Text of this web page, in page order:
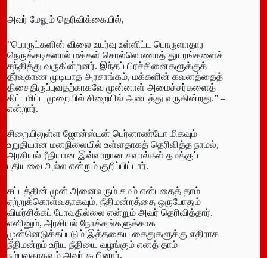
அவர் மேலும் தெரிவிக்கையில்,
“பொருட்களின் விலை உயர்வு உள்ளிட்ட பொருளாதார
நெருக்கடிகளால் மக்கள் சொல்லொணாத் துயரங்களைச்
சந்தித்து வருகின்றனர். இந்தப் பிரச்சினைகளுக்குத்
தீர்வுகாண முடியாத அரசாங்கம், மக்களின் கவனத்தைத்
திசைதிருப்புவதற்காகவே முன்னாள் அமைச்சர்களைத்
திட்டமிட்ட முறையில் சிறையில் அடைத்து வருகின்றது.” –
என்றார்.
சிறையிலுள்ள ஜோன்ஸ்டன் பெர்னாண்டோ மிகவும்
உறுதியான மனநிலையில் உள்ளதாகத் தெரிவித்த நாமல்,
அரசியல் ரீதியான இவ்வாறான சவால்கள் தமக்குப்
புதியவை அல்ல என்றும் குறிப்பிட்டார்.
சட்டத்தின் முன் அனைவரும் சமம் என்பதைத் தாம்
ஏற்றுக்கொள்வதாகவும், நீதிமன்றத்தை ஒருபோதும்
விமர்சிக்கப் போவதில்லை என்றும் அவர் தெரிவித்தார்.
எனினும், அரசியல் நோக்கங்களுக்காக
முன்னெடுக்கப்படும் இத்தகைய கைதுகளுக்கு எதிராக
நீதிமன்றம் உரிய நீதியை வழங்கும் எனத் தாம்
நம்புவதாகவும் அவர் கூறினார்.